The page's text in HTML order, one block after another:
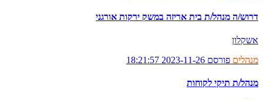
דרוש/ה מנהל/ת בית אריזה במשק ירקות אורגני
אשקלון
מנהלים פורסם 2023-11-26 18:21:57
מנהל/ת תיקי לקוחות